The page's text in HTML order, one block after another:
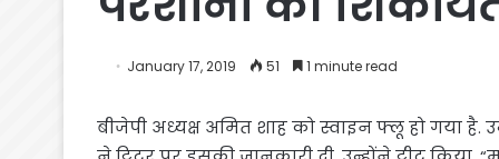
January 17, 2019 51 1 minute read
बीजेपी अध्यक्ष अमित शाह को स्वाइन फ्लू हो गया है.